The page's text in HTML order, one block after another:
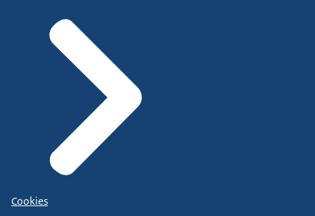
Cookies